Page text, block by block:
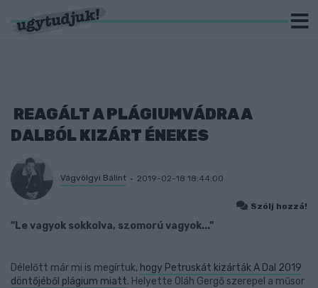
REAGÁLT A PLÁGIUMVÁDRA A
DALBÓL KIZÁRT ÉNEKES
Vágvölgyi Bálint 2019-02-18 18:44:00
Szólj hozzá!
"Le vagyok sokkolva, szomorú vagyok..."
Délelőtt már mi is megírtuk, hogy Petruskát kizárták A Dal 2019
döntőjéből plágium miatt. Helyette Oláh Gergő szerepel a műsor